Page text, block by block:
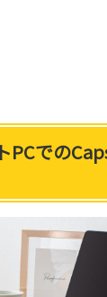
PCでの